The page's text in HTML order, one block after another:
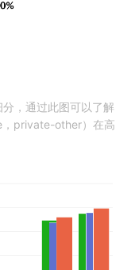
，通过此图可以了解
private-other）在高